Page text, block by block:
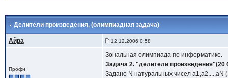
Делители произведения, (олимпиадная задача)
Айра 12.12.2006 0:58
Профи
Зональная олимпиада по информатике.
Задача 2. "делители произведения"(20
Задано N натуральных чисел a1,a2,...,aN